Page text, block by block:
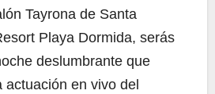
Tayrona de Santa
Playa Dormida, serás
deslumbrante que
en vivo del